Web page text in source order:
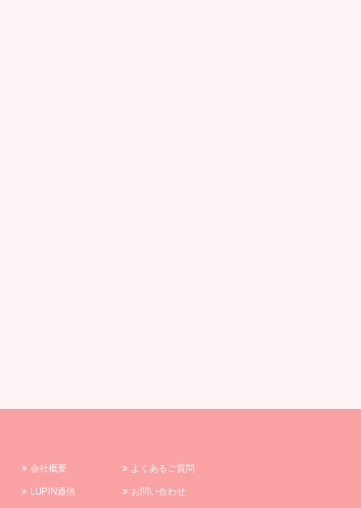
会社概要
よくあるご質問
LUPIN通信
お問い合わせ